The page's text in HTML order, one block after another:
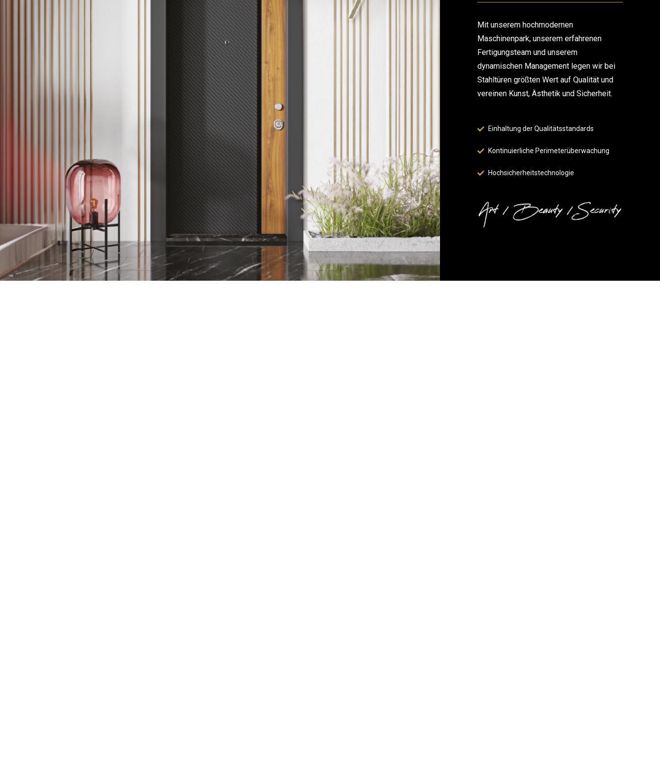
Mit unserem hochmodernen
Maschinenpark, unserem erfahrenen
Fertigungsteam und unserem
dynamischen Management legen wir bei
Stahltüren größten Wert auf Qualität und
vereinen Kunst, Ästhetik und Sicherheit.
Einhaltung der Qualitätsstandards
Kontinuierliche Perimeterüberwachung
Hochsicherheitstechnologie